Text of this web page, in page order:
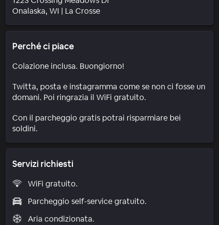
Onalaska, WI | La CrosseQuartiere
Perché ci piace
Colazione inclusa. Buongiorno!
Twitta, posta e instagramma come se non ci fosse un
domani. Poi ringrazia il WiFi gratuito.
Con il parcheggio gratis potrai risparmiare bei
soldini.
Servizi richiesti
WiFi gratuito.
Parcheggio self-service gratuito.
Aria condizionata.